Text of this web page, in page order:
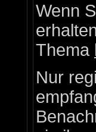
Wenn
Thema
Nur